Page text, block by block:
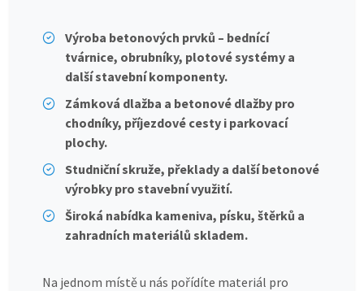
Výroba betonových prvků – bednící
tvárnice, obrubníky, plotové systémy a
další stavební komponenty.
Zámková dlažba a betonové dlažby pro
chodníky, příjezdové cesty i parkovací
plochy.
Studniční skruže, překlady a další betonové
výrobky pro stavební využití.
Široká nabídka kameniva, písku, štěrků a
zahradních materiálů skladem.
Na jednom místě u nás pořídíte materiál pro